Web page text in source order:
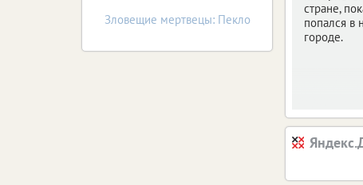
стране,
попался в
городе.
Зловещие мертвецы: Пекло